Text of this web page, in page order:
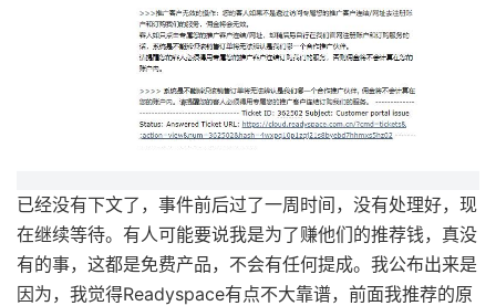
已经没有下文了，事件前后过了一周时间，没有处理好，现
在继续等待。有人可能要说我是为了赚他们的推荐钱，真没
有的事，这都是免费产品，不会有任何提成。我公布出来是
因为，我觉得Readyspace有点不大靠谱，前面我推荐的原